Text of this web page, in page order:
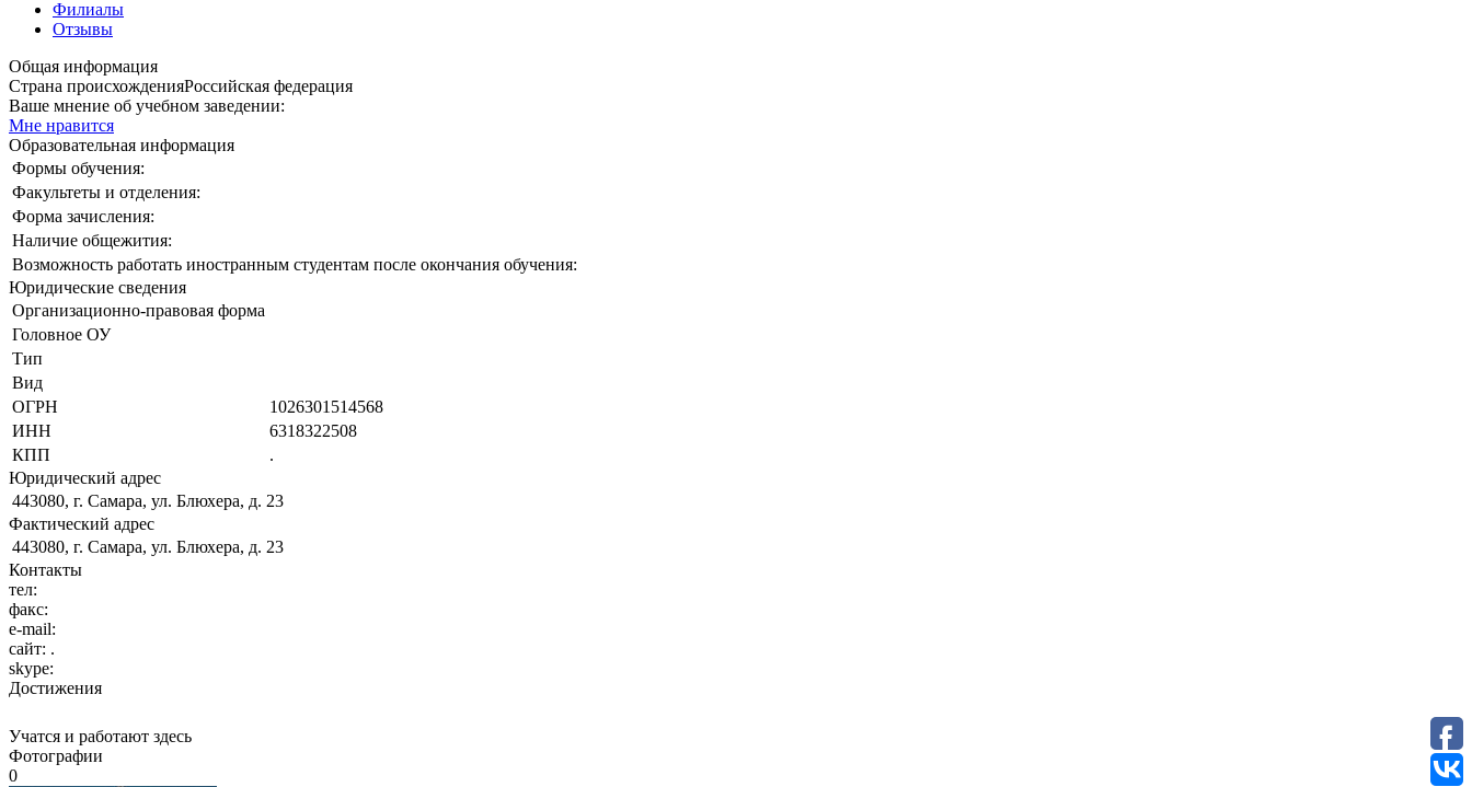
Филиалы
Отзывы
Общая информация
Страна происхожденияРоссийская федерация
Ваше мнение об учебном заведении:
Мне нравится
Образовательная информация
Формы обучения:
Факультеты и отделения:
Форма зачисления:
Наличие общежития:
Возможность работать иностранным студентам после окончания обучения:
Юридические сведения
Организационно-правовая форма
Головное ОУ
Тип
Вид
ОГРН
1026301514568
ИНН
6318322508
КПП
.
Юридический адрес
443080, г. Самара, ул. Блюхера, д. 23
Фактический адрес
443080, г. Самара, ул. Блюхера, д. 23
Контакты
тел:
факс:
e-mail:
сайт: .
skype:
Достижения
Учатся и работают здесь
Фотографии
0